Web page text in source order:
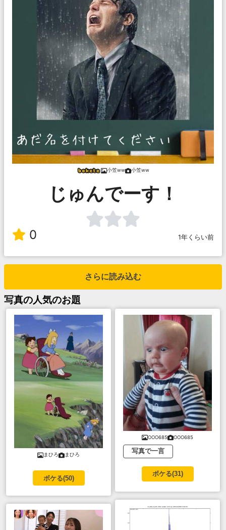
小笠ww 小笠ww
じゅんでーす！
0 1年くらい前
さらに読み込む
写真の人気のお題
まひろ まひろ
ボケる(50)
OOO685 OOO685
写真で一言
ボケる(31)